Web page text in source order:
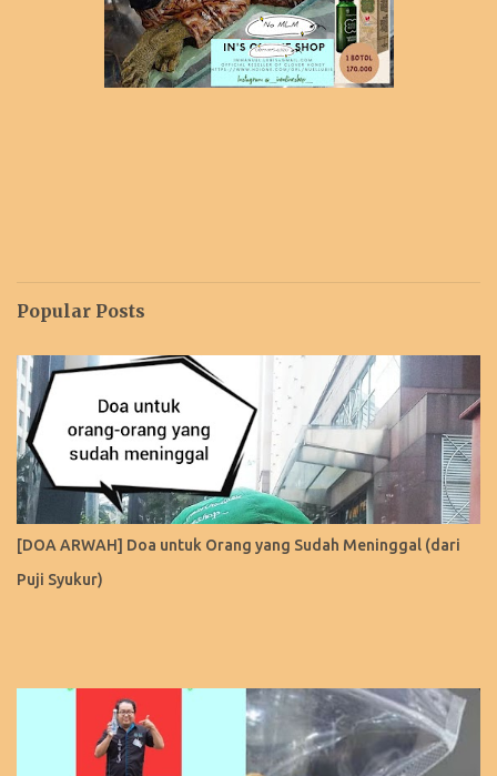
Popular Posts
[DOA ARWAH] Doa untuk Orang yang Sudah Meninggal (dari
Puji Syukur)